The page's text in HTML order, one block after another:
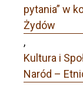
pytania” w
Żydów
,
Kultura i
Naród –